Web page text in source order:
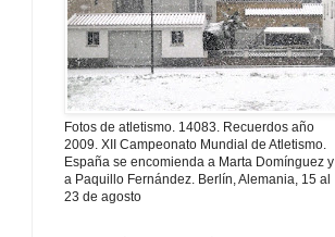
Fotos de atletismo. 14083. Recuerdos año
2009. XII Campeonato Mundial de Atletismo.
España se encomienda a Marta Domínguez y
a Paquillo Fernández. Berlín, Alemania, 15 al
23 de agosto